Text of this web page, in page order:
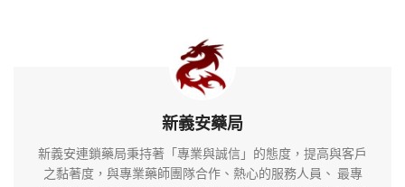
新義安藥局
新義安連鎖藥局秉持著「專業與誠信」的態度，提高與客戶
之黏著度，與專業藥師團隊合作、熱心的服務人員、 最專